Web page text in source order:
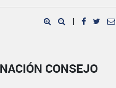
|
CONSEJO